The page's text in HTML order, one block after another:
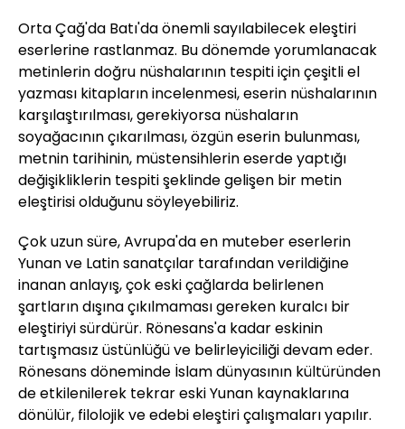
Orta Çağ'da Batı'da önemli sayılabilecek eleştiri
eserlerine rastlanmaz. Bu dönemde yorumlanacak
metinlerin doğru nüshalarının tespiti için çeşitli el
yazması kitapların incelenmesi, eserin nüshalarının
karşılaştırılması, gerekiyorsa nüshaların
soyağacının çıkarılması, özgün eserin bulunması,
metnin tarihinin, müstensihlerin eserde yaptığı
değişikliklerin tespiti şeklinde gelişen bir metin
eleştirisi olduğunu söyleyebiliriz.
Çok uzun süre, Avrupa'da en muteber eserlerin
Yunan ve Latin sanatçılar tarafından verildiğine
inanan anlayış, çok eski çağlarda belirlenen
şartların dışına çıkılmaması gereken kuralcı bir
eleştiriyi sürdürür. Rönesans'a kadar eskinin
tartışmasız üstünlüğü ve belirleyiciliği devam eder.
Rönesans döneminde İslam dünyasının kültüründen
de etkilenilerek tekrar eski Yunan kaynaklarına
dönülür, filolojik ve edebi eleştiri çalışmaları yapılır.